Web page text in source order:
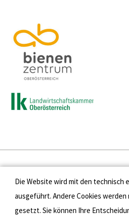
Presse
Die Website wird mit den technisch
ausgeführt. Andere Cookies
gesetzt. Sie können Ihre